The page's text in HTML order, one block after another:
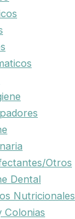
Otros
Dental
Nutricionales
Colonias